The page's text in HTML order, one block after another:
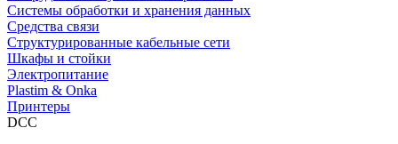
Системы обработки и хранения данных
Средства связи
Структурированные кабельные сети
Шкафы и стойки
Электропитание
Plastim & Onka
Принтеры
DCC